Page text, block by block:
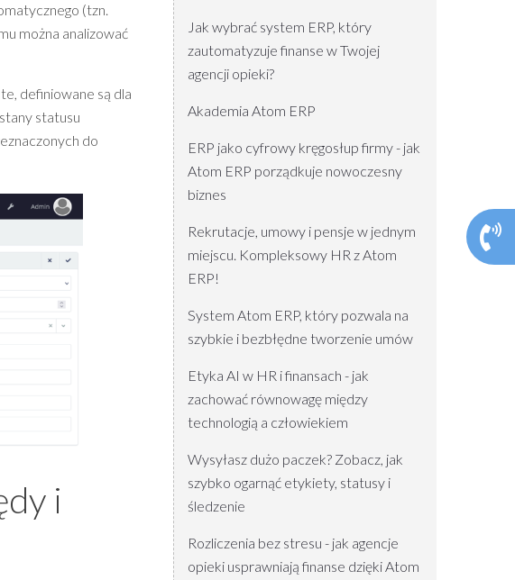
(tzn.
można analizować
definiowane są dla
statusu
do
i
Jak wybrać system ERP, który
zautomatyzuje finanse w Twojej
agencji opieki?
Akademia Atom ERP
ERP jako cyfrowy kręgosłup firmy - jak
Atom ERP porządkuje nowoczesny
biznes
Rekrutacje, umowy i pensje w jednym
miejscu. Kompleksowy HR z Atom
ERP!
System Atom ERP, który pozwala na
szybkie i bezbłędne tworzenie umów
Etyka AI w HR i finansach - jak
zachować równowagę między
technologią a człowiekiem
Wysyłasz dużo paczek? Zobacz, jak
szybko ogarnąć etykiety, statusy i
śledzenie
Rozliczenia bez stresu - jak agencje
opieki usprawniają finanse dzięki Atom